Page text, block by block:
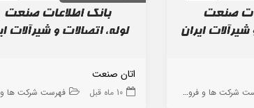
شرکت ها و فروشگاه ها
اتان صنعت
10 ماه قبل فهرست شرکت ها و